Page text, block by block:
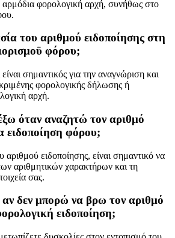
φορολογική αρχή, συνήθως στο
του αριθμού ειδοποίησης στη
φόρου;
σημαντικός για την αναγνώριση και
φορολογικής δήλωσης ή
αρχή.
όταν αναζητώ τον αριθμό
ειδοποίηση φόρου;
ειδοποίησης, είναι σημαντικό να
αριθμητικών χαρακτήρων και τη
σας.
αν δεν μπορώ να βρω τον αριθμό
ειδοποίηση;